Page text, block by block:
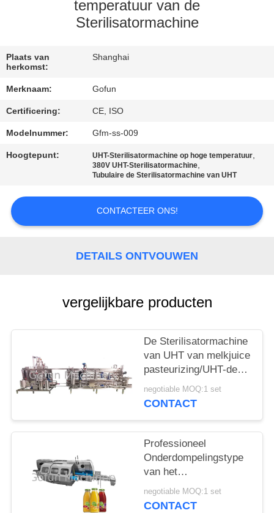
FABRIEKSREIS
KWALITEITSCONTROLE
ONS
NIEUWS
GEVALLEN
SITEMAP
PRIVACYBELEID
temperatuur van de
Sterilisatormachine
Plaats van
herkomst:
Shanghai
Merknaam: Gofun
Certificering: CE, ISO
Modelnummer: Gfm-ss-009
Hoogtepunt: UHT-Sterilisatormachine op hoge temperatuur,
380V UHT-Sterilisatormachine,
Tubulaire de Sterilisatormachine van UHT
CONTACTEER ONS!
DETAILS ONTVOUWEN
vergelijkbare producten
De Sterilisatormachine
van UHT van melkjuice
pasteurizing/UHT-de
Installatie van de
Melkverwerking
negotiable MOQ:1 set
CONTACT
Professioneel
Onderdompelingstype
van het
Sterilisatorwater
Pasteuriserende en
negotiable MOQ:1 set
CONTACT